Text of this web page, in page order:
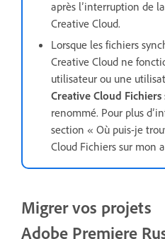
après l’interruption de
Creative Cloud.
Lorsque les fichiers
Creative Cloud ne
utilisateur ou une
Creative Cloud Fichiers
renommé. Pour plus
section « Où puis-je
Cloud Fichiers sur mon
Migrer vos projets
Adobe Premiere